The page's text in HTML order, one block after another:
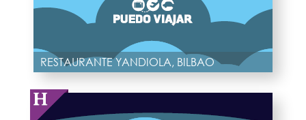
RESTAURANTE YANDIOLA, BILBAO